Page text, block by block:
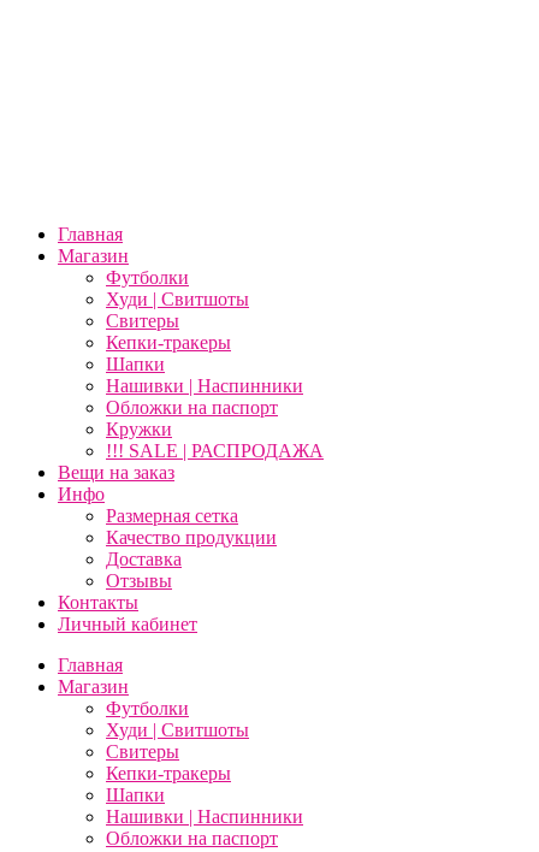
Главная
Магазин
Футболки
Худи | Свитшоты
Свитеры
Кепки-тракеры
Шапки
Нашивки | Наспинники
Обложки на паспорт
Кружки
!!! SALE | РАСПРОДАЖА
Вещи на заказ
Инфо
Размерная сетка
Качество продукции
Доставка
Отзывы
Контакты
Личный кабинет
Главная
Магазин
Футболки
Худи | Свитшоты
Свитеры
Кепки-тракеры
Шапки
Нашивки | Наспинники
Обложки на паспорт